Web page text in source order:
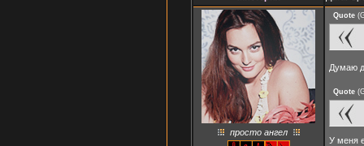
просто ангел
Quote (
Думаю
Quote (
У меня